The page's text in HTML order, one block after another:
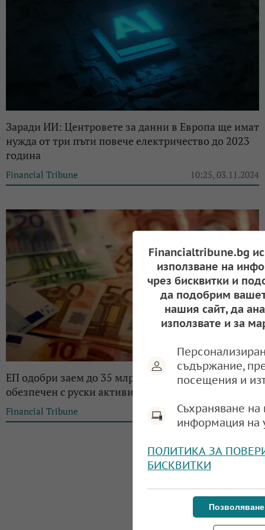
Заради ИИ: Центровете за данни в Европа ще имат
нужда от три пъти повече електричество до 2023
година
Financial Tribune 10:25, 03.11.2024
ЕП одобри заем до 35 млрд. евро за Украйна,
обезпечен с руски активи
Financial Tribune 14:46, 22.10.2024
Financialtribune.bg
използване на
чрез бисквитки и
да подобрим
нашия сайт, да
използвате и за
съдържание,
посещения и
Съхраняване
информация на
ПОЛИТИКА ЗА
БИСКВИТКИ